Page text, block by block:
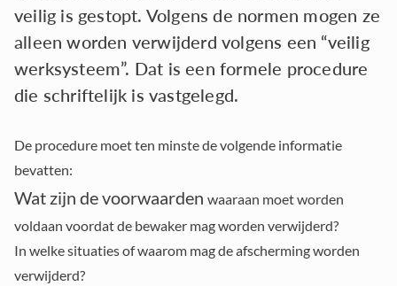
veilig is gestopt. Volgens de normen mogen ze
alleen worden verwijderd volgens een “veilig
werksysteem”. Dat is een formele procedure
die schriftelijk is vastgelegd.
De procedure moet ten minste de volgende informatie
bevatten:
Wat zijn de voorwaarden waaraan moet worden
voldaan voordat de bewaker mag worden verwijderd?
In welke situatiesof waarom mag de afscherming worden
verwijderd?